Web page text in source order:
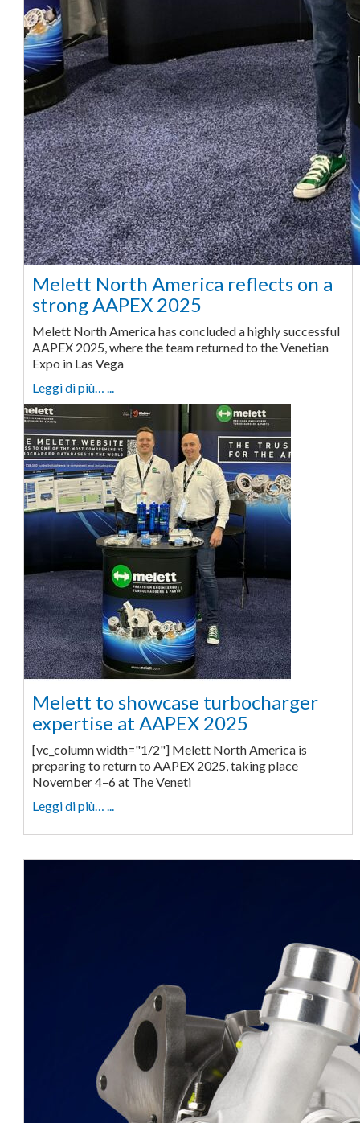
Melett North America reflects on a
strong AAPEX 2025
Melett North America has concluded a highly successful
AAPEX 2025, where the team returned to the Venetian
Expo in Las Vega
Leggi di più… ...
Melett to showcase turbocharger
expertise at AAPEX 2025
[vc_column width="1/2"] Melett North America is
preparing to return to AAPEX 2025, taking place
November 4–6 at The Veneti
Leggi di più… ...